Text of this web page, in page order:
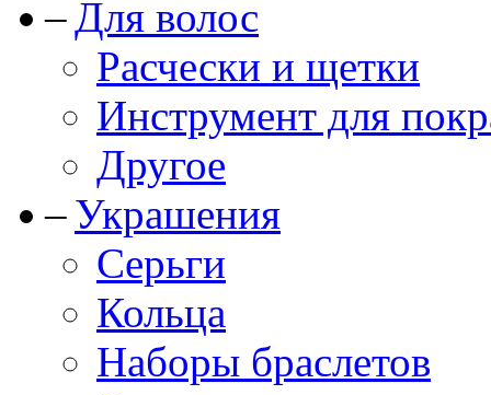
Для волос
Расчески и щетки
Инструмент для
Другое
Украшения
Серьги
Кольца
Наборы браслетов